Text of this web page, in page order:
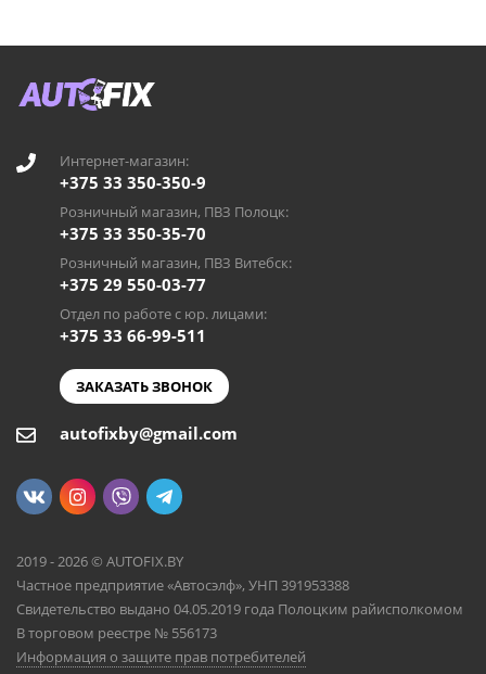
Интернет-магазин:
+375 33 350-350-9
Розничный магазин, ПВЗ Полоцк:
+375 33 350-35-70
Розничный магазин, ПВЗ Витебск:
+375 29 550-03-77
Отдел по работе с юр. лицами:
+375 33 66-99-511
ЗАКАЗАТЬ ЗВОНОК
autofixby@gmail.com
2019 - 2026 © AUTOFIX.BY
Частное предприятие «Автосэлф», УНП 391953388
Свидетельство выдано 04.05.2019 года Полоцким райисполкомом
В торговом реестре № 556173
Информация о защите прав потребителей